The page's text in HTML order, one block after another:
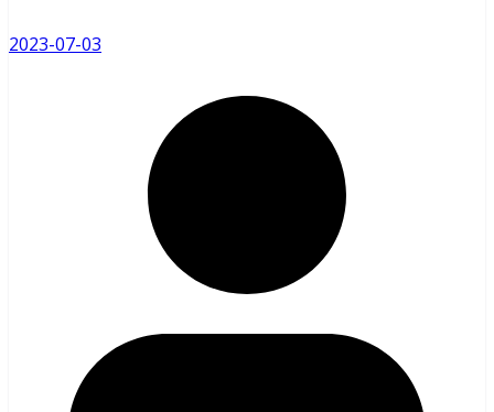
2023-07-03